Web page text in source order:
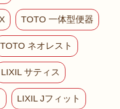
TOTO 一体型便器
TOTO ネオレスト
LIXIL サティス
LIXIL Jフィット